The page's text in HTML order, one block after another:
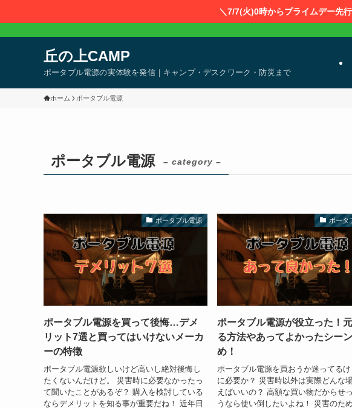
＼7/7(火)0時からプライムデー先
丘の上CAMP
ポータブル電源の実体験を発信｜キャンプ・デスクワーク・防災まで
ホーム ポータブル電源
ポータブル電源 – category –
ポータブル電源
ポータブル電源を買って後悔…デメ
リット7選と買ってはいけないメーカ
ーの特徴
ポータブル電源欲しいけど高いし絶対後悔し
たくないんだけど。 災害時に必要なかったっ
て聞いたことがあるぞ？ 購入を検討している
ならデメリットを知る事が重要だね！ 近年日
ポータ
ポータブル電源が役立った！
る方法やあってよかったシー
め！
ポータブル電源を買おうか迷ってるけ
に必要か？ 災害時以外は実際どんな
えばいいの？ 高額な買い物だからせ
うなら使い倒したいよね！ 災害のた